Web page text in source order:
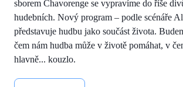
sborem Čhavorenge se vypravíme do říše
hudebních. Nový program – podle scénáře
představuje hudbu jako součást života.
čem nám hudba může v životě pomáhat, v
hlavně... kouzlo.